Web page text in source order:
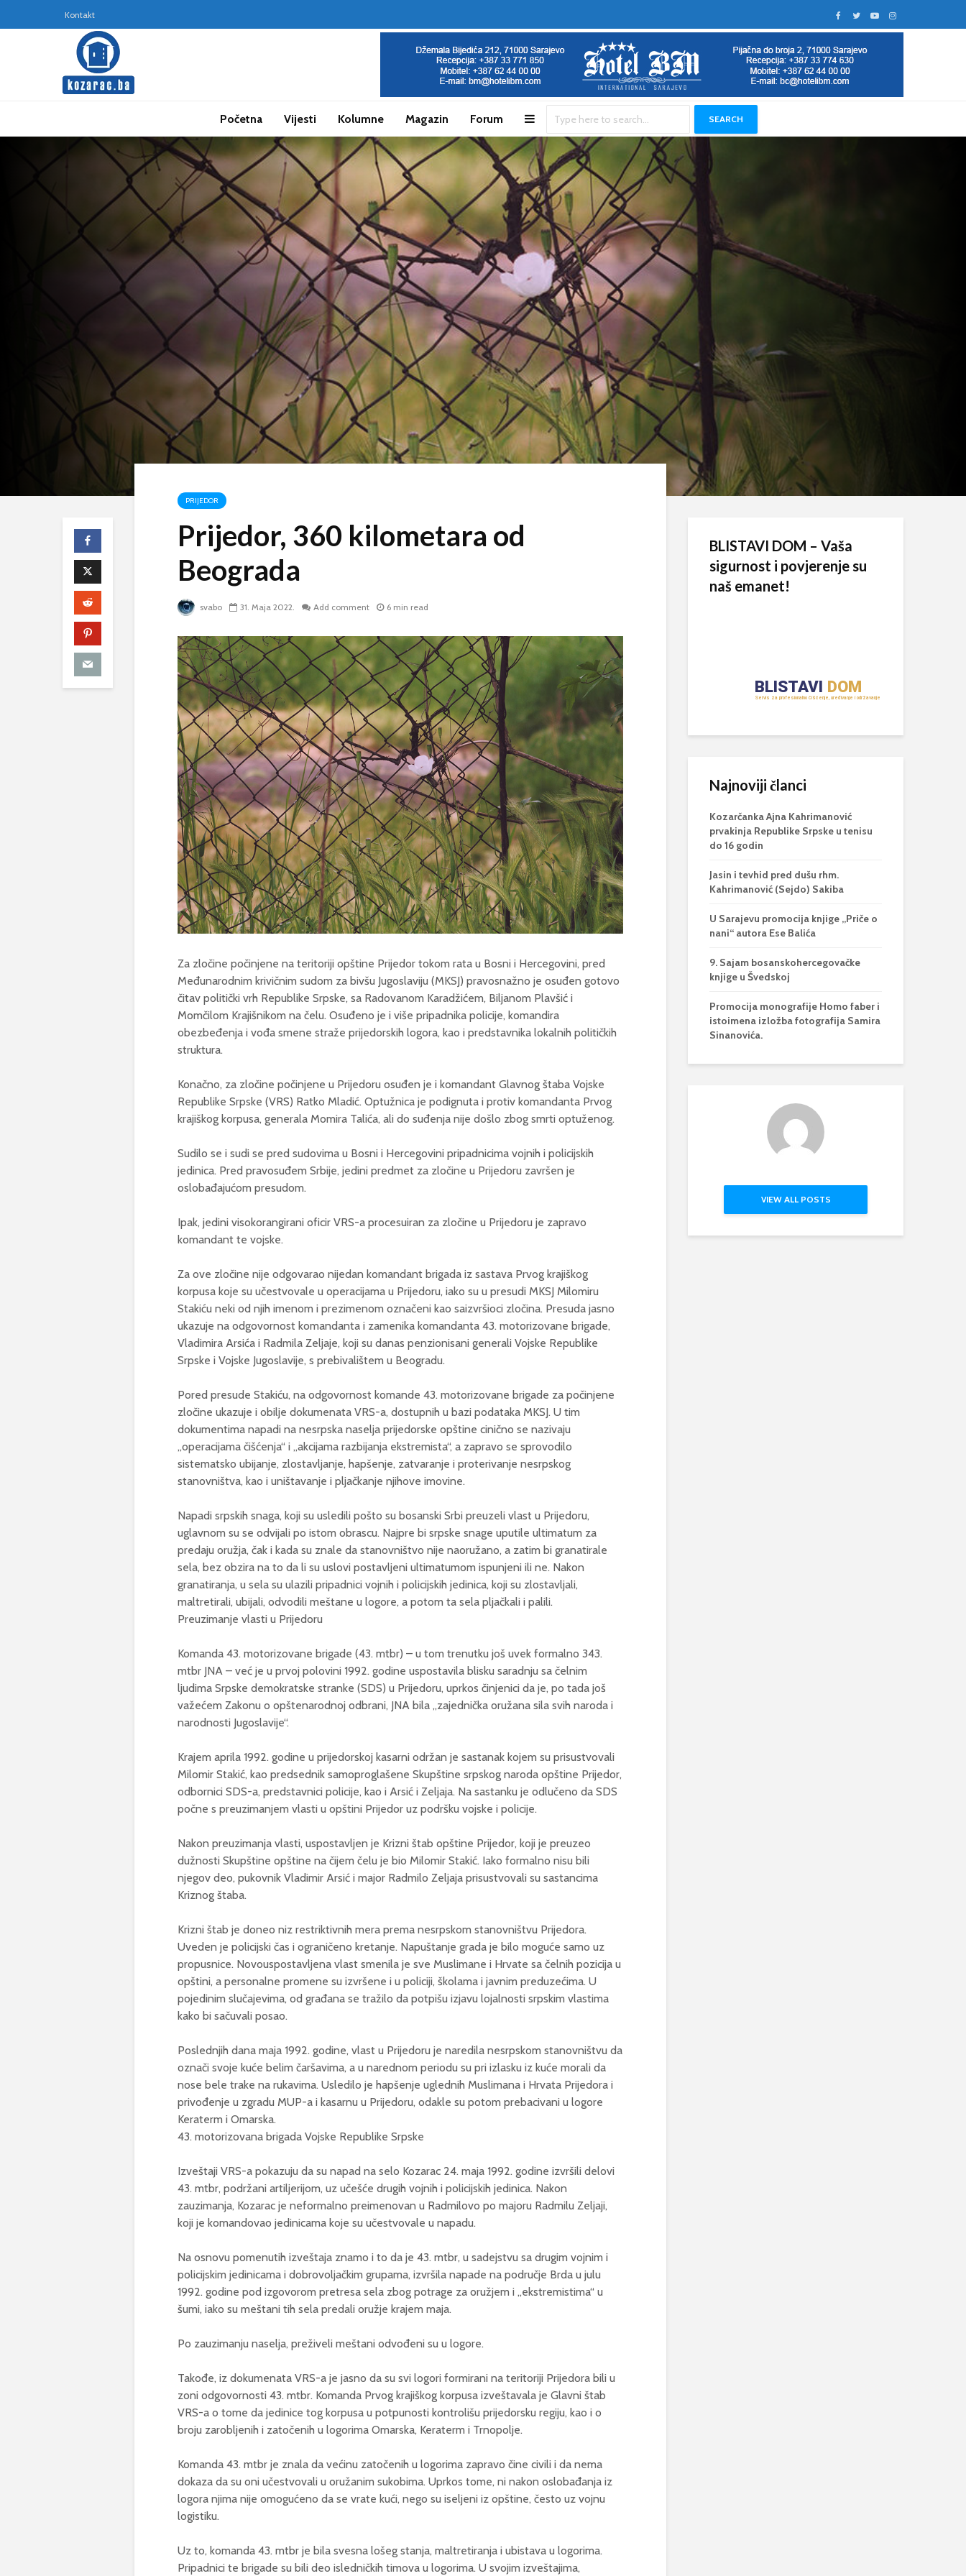
Kontakt
Početna Vijesti Kolumne Magazin Forum SEARCH
PRIJEDOR
Prijedor, 360 kilometara od
Beograda
svabo 31. Maja 2022. Add comment 6 min read
Za zločine počinjene na teritoriji opštine Prijedor tokom rata u Bosni i Hercegovini, pred
Međunarodnim krivičnim sudom za bivšu Jugoslaviju (MKSJ) pravosnažno je osuđen gotovo
čitav politički vrh Republike Srpske, sa Radovanom Karadžićem, Biljanom Plavšić i
Momčilom Krajišnikom na čelu. Osuđeno je i više pripadnika policije, komandira
obezbeđenja i vođa smene straže prijedorskih logora, kao i predstavnika lokalnih političkih
struktura.
Konačno, za zločine počinjene u Prijedoru osuđen je i komandant Glavnog štaba Vojske
Republike Srpske (VRS) Ratko Mladić. Optužnica je podignuta i protiv komandanta Prvog
krajiškog korpusa, generala Momira Talića, ali do suđenja nije došlo zbog smrti optuženog.
Sudilo se i sudi se pred sudovima u Bosni i Hercegovini pripadnicima vojnih i policijskih
jedinica. Pred pravosuđem Srbije, jedini predmet za zločine u Prijedoru završen je
oslobađajućom presudom.
Ipak, jedini visokorangirani oficir VRS-a procesuiran za zločine u Prijedoru je zapravo
komandant te vojske.
Za ove zločine nije odgovarao nijedan komandant brigada iz sastava Prvog krajiškog
korpusa koje su učestvovale u operacijama u Prijedoru, iako su u presudi MKSJ Milomiru
Stakiću neki od njih imenom i prezimenom označeni kao saizvršioci zločina. Presuda jasno
ukazuje na odgovornost komandanta i zamenika komandanta 43. motorizovane brigade,
Vladimira Arsića i Radmila Zeljaje, koji su danas penzionisani generali Vojske Republike
Srpske i Vojske Jugoslavije, s prebivalištem u Beogradu.
Pored presude Stakiću, na odgovornost komande 43. motorizovane brigade za počinjene
zločine ukazuje i obilje dokumenata VRS-a, dostupnih u bazi podataka MKSJ. U tim
dokumentima napadi na nesrpska naselja prijedorske opštine cinično se nazivaju
„operacijama čišćenja“ i „akcijama razbijanja ekstremista“, a zapravo se sprovodilo
sistematsko ubijanje, zlostavljanje, hapšenje, zatvaranje i proterivanje nesrpskog
stanovništva, kao i uništavanje i pljačkanje njihove imovine.
Napadi srpskih snaga, koji su usledili pošto su bosanski Srbi preuzeli vlast u Prijedoru,
uglavnom su se odvijali po istom obrascu. Najpre bi srpske snage uputile ultimatum za
predaju oružja, čak i kada su znale da stanovništvo nije naoružano, a zatim bi granatirale
sela, bez obzira na to da li su uslovi postavljeni ultimatumom ispunjeni ili ne. Nakon
granatiranja, u sela su ulazili pripadnici vojnih i policijskih jedinica, koji su zlostavljali,
maltretirali, ubijali, odvodili meštane u logore, a potom ta sela pljačkali i palili.
Preuzimanje vlasti u Prijedoru
Komanda 43. motorizovane brigade (43. mtbr) – u tom trenutku još uvek formalno 343.
mtbr JNA – već je u prvoj polovini 1992. godine uspostavila blisku saradnju sa čelnim
ljudima Srpske demokratske stranke (SDS) u Prijedoru, uprkos činjenici da je, po tada još
važećem Zakonu o opštenarodnoj odbrani, JNA bila „zajednička oružana sila svih naroda i
narodnosti Jugoslavije“.
Krajem aprila 1992. godine u prijedorskoj kasarni održan je sastanak kojem su prisustvovali
Milomir Stakić, kao predsednik samoproglašene Skupštine srpskog naroda opštine Prijedor,
odbornici SDS-a, predstavnici policije, kao i Arsić i Zeljaja. Na sastanku je odlučeno da SDS
počne s preuzimanjem vlasti u opštini Prijedor uz podršku vojske i policije.
Nakon preuzimanja vlasti, uspostavljen je Krizni štab opštine Prijedor, koji je preuzeo
dužnosti Skupštine opštine na čijem čelu je bio Milomir Stakić. Iako formalno nisu bili
njegov deo, pukovnik Vladimir Arsić i major Radmilo Zeljaja prisustvovali su sastancima
Kriznog štaba.
Krizni štab je doneo niz restriktivnih mera prema nesrpskom stanovništvu Prijedora.
Uveden je policijski čas i ograničeno kretanje. Napuštanje grada je bilo moguće samo uz
propusnice. Novouspostavljena vlast smenila je sve Muslimane i Hrvate sa čelnih pozicija u
opštini, a personalne promene su izvršene i u policiji, školama i javnim preduzećima. U
pojedinim slučajevima, od građana se tražilo da potpišu izjavu lojalnosti srpskim vlastima
kako bi sačuvali posao.
Poslednjih dana maja 1992. godine, vlast u Prijedoru je naredila nesrpskom stanovništvu da
označi svoje kuće belim čaršavima, a u narednom periodu su pri izlasku iz kuće morali da
nose bele trake na rukavima. Usledilo je hapšenje uglednih Muslimana i Hrvata Prijedora i
privođenje u zgradu MUP-a i kasarnu u Prijedoru, odakle su potom prebacivani u logore
Keraterm i Omarska.
43. motorizovana brigada Vojske Republike Srpske
Izveštaji VRS-a pokazuju da su napad na selo Kozarac 24. maja 1992. godine izvršili delovi
43. mtbr, podržani artiljerijom, uz učešće drugih vojnih i policijskih jedinica. Nakon
zauzimanja, Kozarac je neformalno preimenovan u Radmilovo po majoru Radmilu Zeljaji,
koji je komandovao jedinicama koje su učestvovale u napadu.
Na osnovu pomenutih izveštaja znamo i to da je 43. mtbr, u sadejstvu sa drugim vojnim i
policijskim jedinicama i dobrovoljačkim grupama, izvršila napade na područje Brda u julu
1992. godine pod izgovorom pretresa sela zbog potrage za oružjem i „ekstremistima“ u
šumi, iako su meštani tih sela predali oružje krajem maja.
Po zauzimanju naselja, preživeli meštani odvođeni su u logore.
Takođe, iz dokumenata VRS-a je jasno da su svi logori formirani na teritoriji Prijedora bili u
zoni odgovornosti 43. mtbr. Komanda Prvog krajiškog korpusa izveštavala je Glavni štab
VRS-a o tome da jedinice tog korpusa u potpunosti kontrolišu prijedorsku regiju, kao i o
broju zarobljenih i zatočenih u logorima Omarska, Keraterm i Trnopolje.
Komanda 43. mtbr je znala da većinu zatočenih u logorima zapravo čine civili i da nema
dokaza da su oni učestvovali u oružanim sukobima. Uprkos tome, ni nakon oslobađanja iz
logora njima nije omogućeno da se vrate kući, nego su iseljeni iz opštine, često uz vojnu
logistiku.
Uz to, komanda 43. mtbr je bila svesna lošeg stanja, maltretiranja i ubistava u logorima.
Pripadnici te brigade su bili deo isledničkih timova u logorima. U svojim izveštajima,
BLISTAVI DOM – Vaša
sigurnost i povjerenje su
naš emanet!
Najnoviji članci
Kozarčanka Ajna Kahrimanović
prvakinja Republike Srpske u tenisu
do 16 godin
Jasin i tevhid pred dušu rhm.
Kahrimanović (Sejdo) Sakiba
U Sarajevu promocija knjige „Priče o
nani“ autora Ese Balića
9. Sajam bosanskohercegovačke
knjige u Švedskoj
Promocija monografije Homo faber i
istoimena izložba fotografija Samira
Sinanovića.
VIEW ALL POSTS